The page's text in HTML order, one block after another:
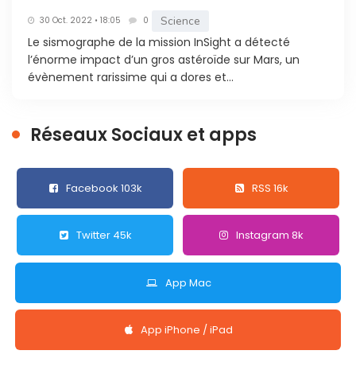
30 Oct. 2022 • 18:05 0 Science
Le sismographe de la mission InSight a détecté
l’énorme impact d’un gros astéroïde sur Mars, un
évènement rarissime qui a dores et...
Réseaux Sociaux et apps
Facebook 103k RSS 16k
Twitter 45k Instagram 8k
App Mac
App iPhone / iPad